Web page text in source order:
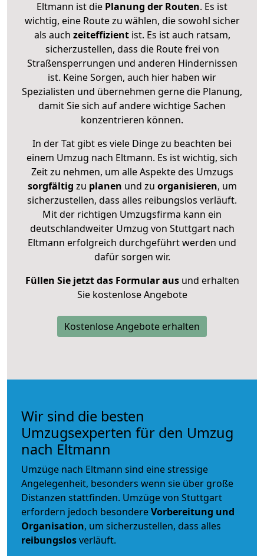
Eltmann ist die Planung der Routen. Es ist
wichtig, eine Route zu wählen, die sowohl sicher
als auch zeiteffizientist. Es ist auch ratsam,
sicherzustellen, dass die Route frei von
Straßensperrungen und anderen Hindernissen
ist. Keine Sorgen, auch hier haben wir
Spezialisten und übernehmen gerne die Planung,
damit Sie sich auf andere wichtige Sachen
konzentrieren können.
In der Tat gibt es viele Dinge zu beachten bei
einem Umzug nach Eltmann. Es ist wichtig, sich
Zeit zu nehmen, um alle Aspekte des Umzugs
sorgfältig zu planen und zu organisieren, um
sicherzustellen, dass alles reibungslos verläuft.
Mit der richtigen Umzugsfirma kann ein
deutschlandweiter Umzug von Stuttgart nach
Eltmann erfolgreich durchgeführt werden und
dafür sorgen wir.
Füllen Sie jetzt das Formular ausund erhalten
Sie kostenlose Angebote
Kostenlose Angebote erhalten
Wir sind die besten
Umzugsexperten für den Umzug
nach Eltmann
Umzüge nach Eltmann sind eine stressige
Angelegenheit, besonders wenn sie über große
Distanzen stattfinden. Umzüge von Stuttgart
erfordern jedoch besondereVorbereitung und
Organisation, um sicherzustellen, dass alles
reibungslosverläuft.